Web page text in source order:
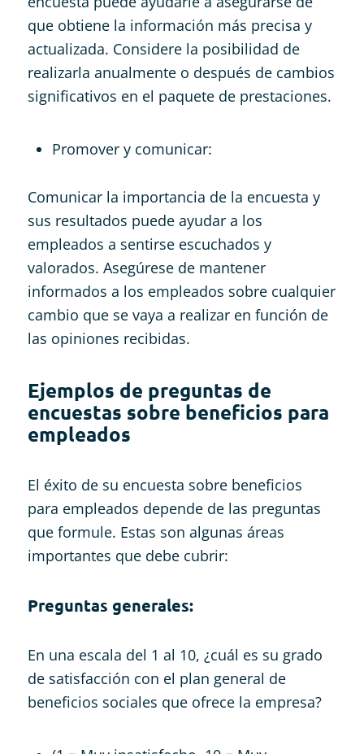
que obtiene la información más precisa y
actualizada. Considere la posibilidad de
realizarla anualmente o después de cambios
significativos en el paquete de prestaciones.
Promover y comunicar:
Comunicar la importancia de la encuesta y
sus resultados puede ayudar a los
empleados a sentirse escuchados y
valorados. Asegúrese de mantener
informados a los empleados sobre cualquier
cambio que se vaya a realizar en función de
las opiniones recibidas.
Ejemplos de preguntas de
encuestas sobre beneficios para
empleados
El éxito de su encuesta sobre beneficios
para empleados depende de las preguntas
que formule. Estas son algunas áreas
importantes que debe cubrir:
Preguntas generales:
En una escala del 1 al 10, ¿cuál es su grado
de satisfacción con el plan general de
beneficios sociales que ofrece la empresa?